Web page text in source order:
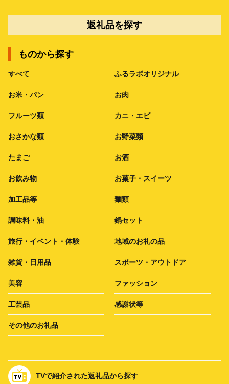
返礼品を探す
ものから探す
すべて ふるラボオリジナル
お米・パン お肉
フルーツ類 カニ・エビ
おさかな類 お野菜類
たまご お酒
お飲み物 お菓子・スイーツ
加工品等 麺類
調味料・油 鍋セット
旅行・イベント・体験 地域のお礼の品
雑貨・日用品 スポーツ・アウトドア
美容 ファッション
工芸品 感謝状等
その他のお礼品
TVで紹介された返礼品から探す